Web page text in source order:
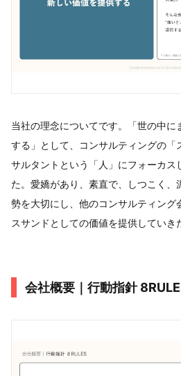
当社の理念についてです。「世の中
する」として、コンサルティングの「
サルタントという「人」にフォーカス
た。愛嬌があり、素直で、しつこく
勢を大切にし、他のコンサルティング
スサンドとしての価値を提供していき
会社概要｜行動指針